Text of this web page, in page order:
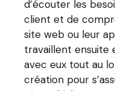
d’écouter les
client et de
site web ou leur
travaillent ensuite
avec eux tout au
création pour